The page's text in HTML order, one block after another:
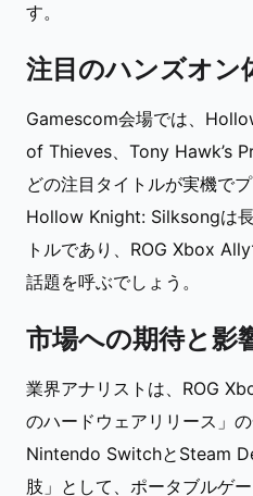
す。
注目のハンズオン
Gamescom会場では、
of Thieves、Tony Hawk’s
どの注目タイトルが実機で
Hollow Knight: Silksongは
トルであり、ROG Xbox
話題を呼ぶでしょう。
市場への期待と影
業界アナリストは、ROG
のハードウェアリリース」
Nintendo SwitchとSteam
肢」として、ポータブルゲ